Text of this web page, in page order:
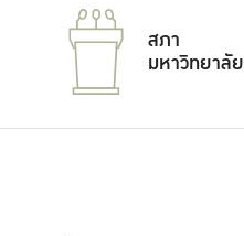
สภา
มหาวิทยาลัย